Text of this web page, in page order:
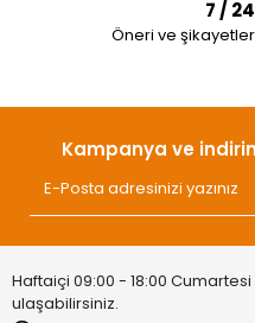
7 /
Öneri ve
Kampanya ve
Haftaiçi 09:00 - 18:00
ulaşabilirsiniz.